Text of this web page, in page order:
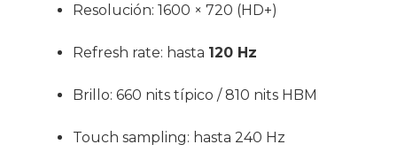
Resolución: 1600 × 720 (HD+)
Refresh rate: hasta 120 Hz
Brillo: 660 nits típico / 810 nits HBM
Touch sampling: hasta 240 Hz